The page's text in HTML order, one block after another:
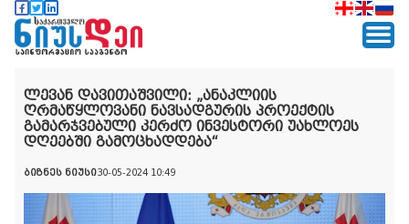
ლევან დავითაშვილი: „ანაკლიის
ღრმაწყლოვანი ნავსადგურის პროექტის
გამარჯვებული კერძო ინვესტორი უახლოეს
დღეებში გამოცხადდება“
ბიზნეს ნიუსი30-05-2024 10:49